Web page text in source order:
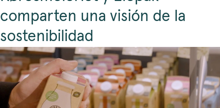
comparten una visión de la
sostenibilidad